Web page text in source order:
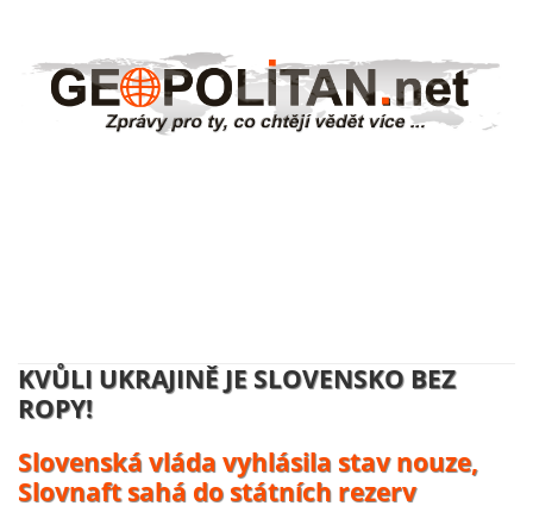
NĚMECKO ZAHAJUJE VÝROBU
UKRAJINSKÝCH DRONŮ:
Volodymyr Zelenskyj se usmívá, účty
platí daňový poplatníci